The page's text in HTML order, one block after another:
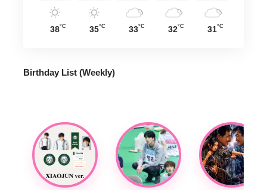
38°C 35°C 33°C 32°C 31°C
Birthday List (Weekly)